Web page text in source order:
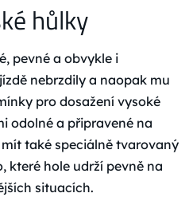
hůlky
pevné a obvykle i
nebrzdily a naopak mu
pro dosažení vysoké
odolné a připravené na
také speciálně tvarovaný
které hole udrží pevně na
situacích.